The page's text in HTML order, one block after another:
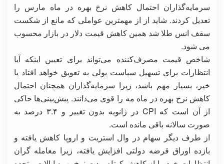
سرمایه‌گذاران احتمال کاهش نرخ بهره در ماه مارس را
تعدیل کردند. شاید از از مهمترین عواملی که مانع از شکست
سقف انس طلا شد همین کاهش قیمت دلار در بازار محسوب
می شود.
شاخص قیمت مصرف‌کننده می‌تواند برای تعیین اینکه آیا
انتظارات برای تسهیل سیاست پولی به تعویق خواهد افتاد یا
خیر، بسیار مهم باشد، زیرا سرمایه‌گذاران همچنان احتمال
کاهش نرخ بهره در ماه مه را قوی می‌دانند. پیش‌بینی‌ها حاکی
از آن است که CPI در ژانویه بدون تغییر و ۳.۴ درصد به
صورت سالانه باقی مانده است.
از طرف دیگر سهام در وال استریت و اروپا کاهش یافته و
بازده اوراق قرضه دولتی افزایش یافته، زیرا معامله گران